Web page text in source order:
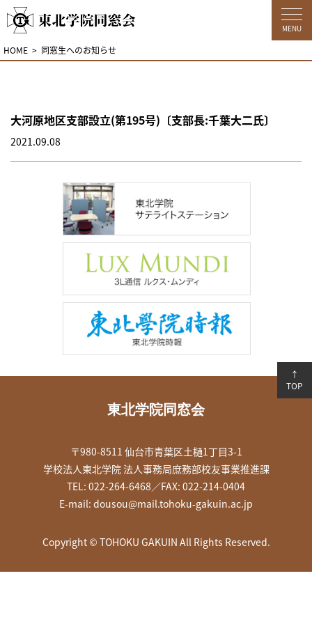
MENU
HOME 同窓生へのお知らせ
大河原地区支部設立(第195号)〔支部長:千葉大二氏〕
2021.09.08
東北学院同窓会
〒980-8511 仙台市青葉区土樋1丁目3-1
学校法人東北学院 法人事務局庶務部校友事業推進課
TEL: 022-264-6468／FAX: 022-214-0404
E-mail: dousou@mail.tohoku-gakuin.ac.jp
Copyright © TOHOKU GAKUIN All Rights Reserved.
↑
TOP